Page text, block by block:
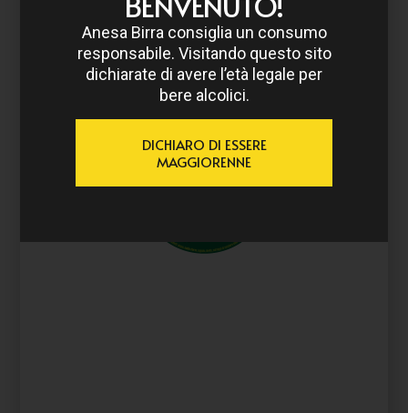
Anesa Birra consiglia un consumo
responsabile. Visitando questo sito
dichiarate di avere l’età legale per
bere alcolici.
DICHIARO DI ESSERE
MAGGIORENNE